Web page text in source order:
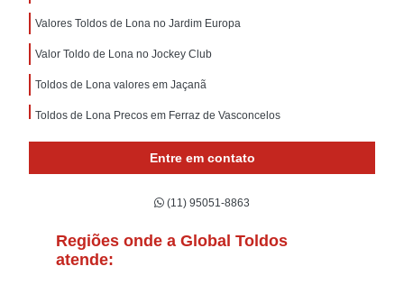
Valores Toldos de Lona no Jardim Europa
Valor Toldo de Lona no Jockey Club
Toldos de Lona valores em Jaçanã
Toldos de Lona Preços em Ferraz de Vasconcelos
Toldos Lona valores em Pinheiros
Toldos de Lona preços no Jardim São Paulo
Toldo de Lona valores em Belém
Valores Toldo de Lona no Mandaqui
Valor de Toldos de Lona em Embu das Artes
Entre em contato
(11) 95051-8863
Regiões onde a Global Toldos
atende: